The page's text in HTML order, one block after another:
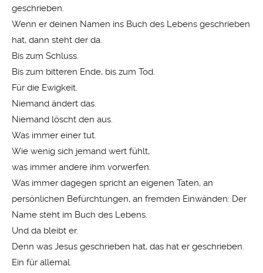
geschrieben.
Wenn er deinen Namen ins Buch des Lebens geschrieben
hat, dann steht der da.
Bis zum Schluss.
Bis zum bitteren Ende, bis zum Tod.
Für die Ewigkeit.
Niemand ändert das.
Niemand löscht den aus.
Was immer einer tut.
Wie wenig sich jemand wert fühlt,
was immer andere ihm vorwerfen.
Was immer dagegen spricht an eigenen Taten, an
persönlichen Befürchtungen, an fremden Einwänden: Der
Name steht im Buch des Lebens.
Und da bleibt er.
Denn was Jesus geschrieben hat, das hat er geschrieben.
Ein für allemal.